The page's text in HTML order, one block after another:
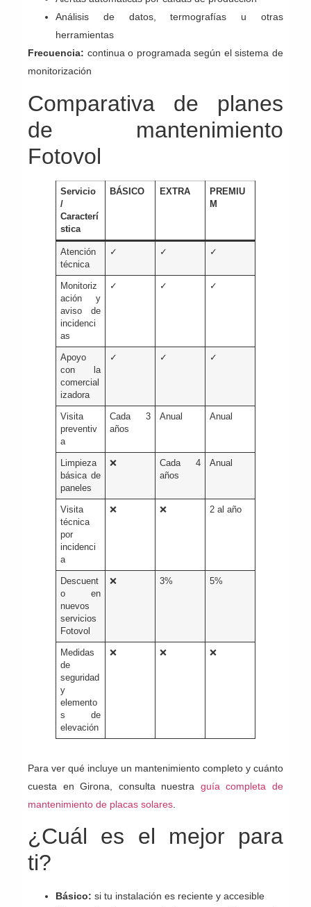
Análisis de datos, termografías u otras
herramientas
Frecuencia: continua o programada según el sistema de
monitorización
Comparativa de planes
de mantenimiento
Fotovol
Servicio
/
Caracterí
stica
BÁSICO EXTRA
PREMIU
M
Atención
técnica
✓ ✓ ✓
Monitoriz
ación y
aviso de
incidenci
as
✓ ✓ ✓
Apoyo
con la
comercial
izadora
✓ ✓ ✓
Visita
preventiv
a
Cada 3
años
Anual Anual
Limpieza
básica de
paneles
❌
Cada 4
años
Anual
Visita
técnica
por
incidenci
a
❌ ❌ 2 al año
Descuent
o en
nuevos
servicios
Fotovol
❌ 3% 5%
Medidas
de
seguridad
y
elemento
s de
elevación
❌ ❌ ❌
Para ver qué incluye un mantenimiento completo y cuánto
cuesta en Girona, consulta nuestra guía completa de
mantenimiento de placas solares
¿Cuál es el mejor para
ti?
Básico: si tu instalación es reciente y accesible